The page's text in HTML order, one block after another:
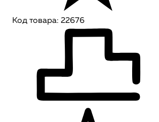
Код товара: 22676